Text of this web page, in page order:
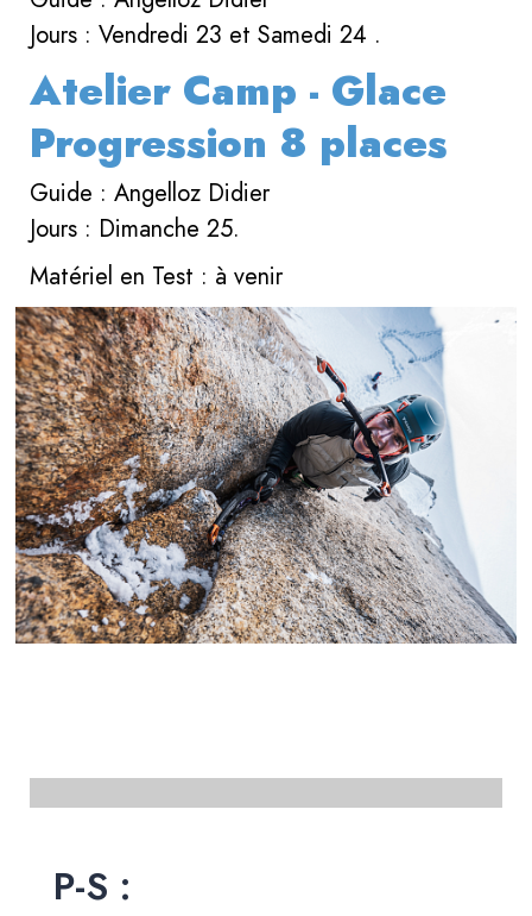
Jours : Vendredi 23 et Samedi 24 .
Atelier Camp - Glace
Progression 8 places
Guide : Angelloz Didier
Jours : Dimanche 25.
Matériel en Test : à venir
P-S :